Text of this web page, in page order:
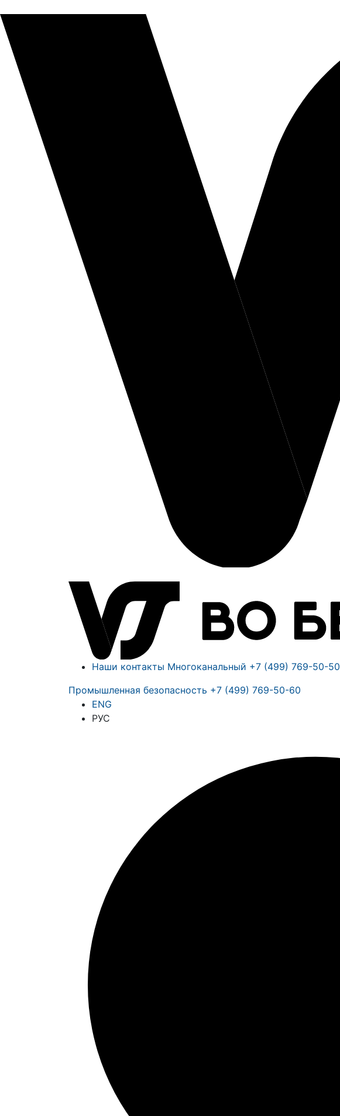
Наши контакты Многоканальный +7 (499) 769-50-50
Промышленная безопасность +7 (499) 769-50-60
ENG
РУС